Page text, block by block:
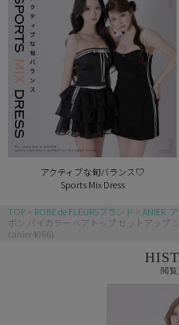
アクティブな旬バランス♡
Sports Mix Dress
TOP ROBE de FLEURSブランド ANIER.
ボン バイカラー ベアトップ セットアップ
(anier4066)
閲